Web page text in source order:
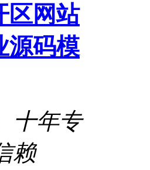
区网站
源码模
十年专
赖